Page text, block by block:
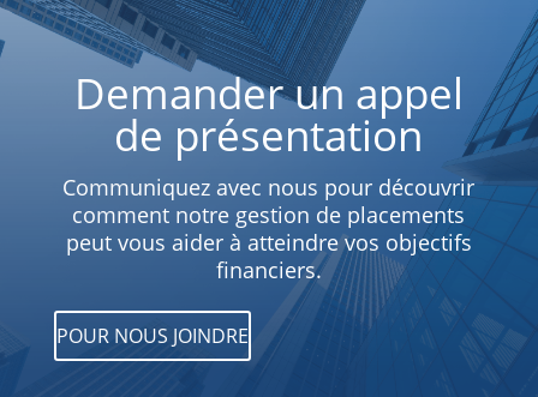
Demander un appel
de présentation
Communiquez avec nous pour découvrir
comment notre gestion de placements
peut vous aider à atteindre vos objectifs
financiers.
POUR NOUS JOINDRE